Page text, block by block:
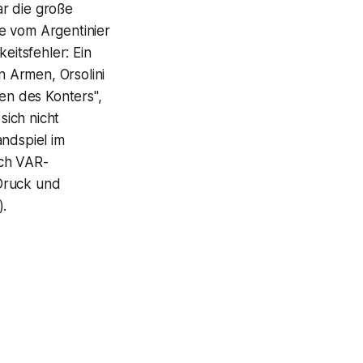
die große
vom Argentinier
Ein
Armen, Orsolini
des Konters",
nicht
im
VAR-
und